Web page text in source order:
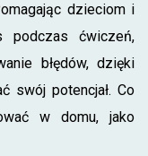
dzieciom i
podczas ćwiczeń,
błędów, dzięki
swój potencjał. Co
w domu, jako